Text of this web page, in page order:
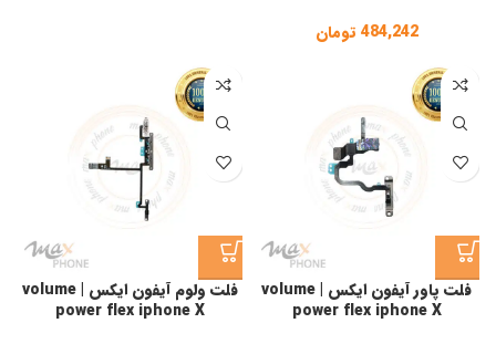
484,242 تومان
فلت پاور آیفون ایکس | volume
power flex iphone X
فلت ولوم آیفون ایکس | volume
power flex iphone X